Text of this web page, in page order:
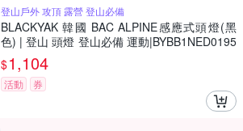
登山戶外 攻頂 露營 登山必備
BLACKYAK 韓國 BAC ALPINE感應式頭燈(黑
色) | 登山 頭燈 登山必備 運動|BYBB1NED0195
-F
$1,104
活動 券